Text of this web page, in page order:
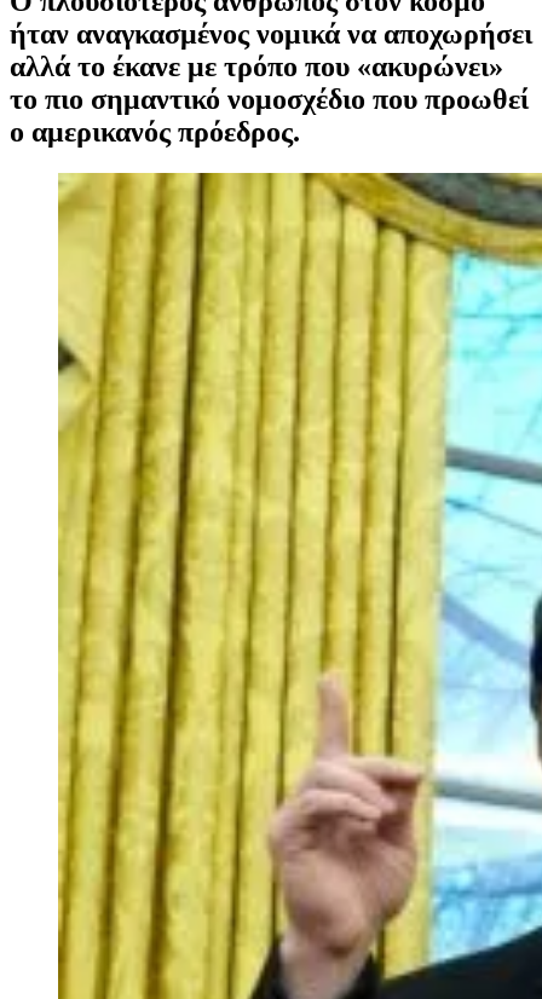
ήταν αναγκασμένος νομικά να αποχωρήσει
αλλά το έκανε με τρόπο που «ακυρώνει»
το πιο σημαντικό νομοσχέδιο που προωθεί
ο αμερικανός πρόεδρος.